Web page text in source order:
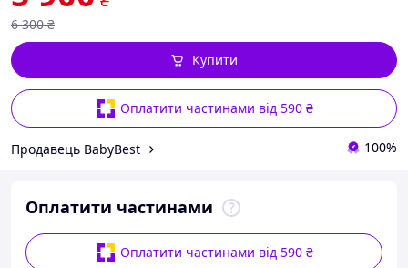
6 300 ₴
Оплатити частинами від 590 ₴
Купити
Продавець BabyBest 100%
Оплатити частинами
Оплатити частинами від 590 ₴